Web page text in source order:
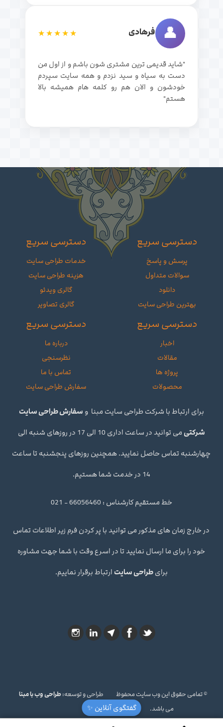
👤 فرهادی ★★★★★
"شاید قدیمی ترین مشتری شون باشم و از اول من
دست به سیاه و سید نزدم و همه سایت سپردم
خودشون و الان هم رو کلمه هام همیشه بالا
هستم"
گفتگوی آنلاین ✨
دسترسی سریع
پرسش و پاسخ
سوالات متداول
دانلود
بهترین طراحی سایت
دسترسی سریع
خدمات طراحی سایت
هزینه طراحی سایت
گالری ویدئو
گالری تصاویر
دسترسی سریع
اخبار
مقالات
پروژه ها
محصولات
دسترسی سریع
درباره ما
نظرسنجی
تماس با ما
سفارش طراحی سایت
برای ارتباط با شرکت طراحی سایت مبنا و سفارش طراحی سایت
شرکتی
می توانید در ساعت اداری 10 الی 17 در روزهای شنبه الی
چهارشنبه تماس حاصل نمایید. همچنین روزهای پنجشنبه تا ساعت
14 در خدمت شما هستیم.
خط مستقیم کارشناس : 66056460 - 021
در خارج زمان های مذکور می توانید با پر کردن فرم زیر اطلاعات تماس
خود را برای ما ارسال نمایید تا در اسرع وقت با شما جهت مشاوره
برایطراحی سایت ارتباط برقرار نماییم.
© تمامی حقوق این وب سایت محفوظ
می باشد.
طراحی و توسعه:طراحی وب با مبنا